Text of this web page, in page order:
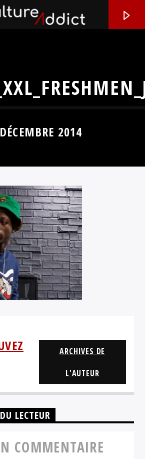
2014
ARCHIVES DE
L'AUTEUR
LECTEUR
COMMENTAIRE